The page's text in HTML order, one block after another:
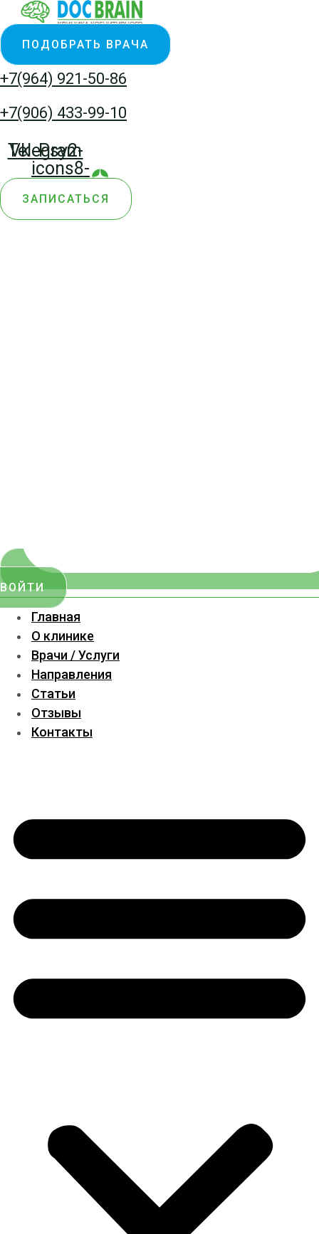
Перейти
к
содержимому
ПОДОБРАТЬ ВРАЧА
+7(964) 921-50-86
+7(906) 433-99-10
Vk
Telegram
Psy2-
icons8-
zen
ЗАПИСАТЬСЯ
ВОЙТИ
Главная
О клинике
Врачи / Услуги
Направления
Статьи
Отзывы
Контакты
Количество
товара
Массаж
стопы
и
15